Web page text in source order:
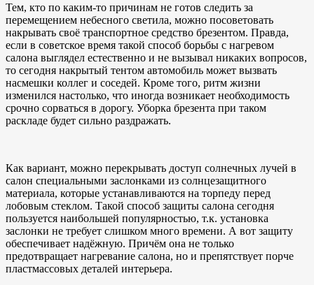
Тем, кто по каким-то причинам не готов следить за
перемещением небесного светила, можно посоветовать
накрывать своё транспортное средство брезентом. Правда,
если в советское время такой способ борьбы с нагревом
салона выглядел естественно и не вызывал никаких вопросов,
то сегодня накрытый тентом автомобиль может вызвать
насмешки коллег и соседей. Кроме того, ритм жизни
изменился настолько, что иногда возникает необходимость
срочно сорваться в дорогу. Уборка брезента при таком
раскладе будет сильно раздражать.
Как вариант, можно перекрывать доступ солнечных лучей в
салон специальными заслонками из солнцезащитного
материала, которые устанавливаются на торпеду перед
лобовым стеклом. Такой способ защиты салона сегодня
пользуется наибольшей популярностью, т.к. установка
заслонки не требует слишком много времени. А вот защиту
обеспечивает надёжную. Причём она не только
предотвращает нагревание салона, но и препятствует порче
пластмассовых деталей интерьера.